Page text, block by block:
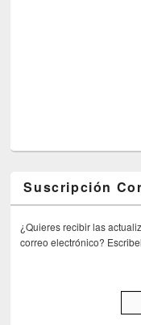
Suscripción
¿Quieres recibir las
correo electrónico?